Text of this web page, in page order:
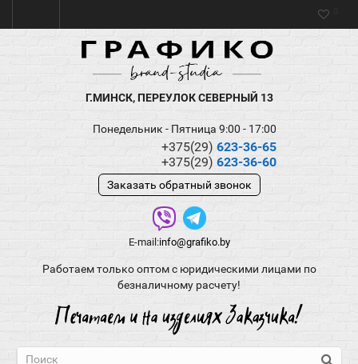
Г.МИНСК, ПЕРЕУЛОК СЕВЕРНЫЙ 13
Понедельник - Пятница 9:00 - 17:00
+375(29) 623-36-65
+375(29) 623-36-60
Заказать обратный звонок
E-mail:info@grafiko.by
Работаем только оптом с юридическими лицами по
безналичному расчету!